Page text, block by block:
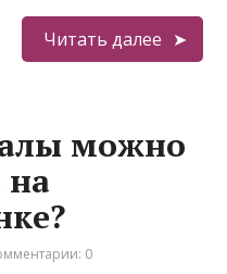
Читать далее
можно
на
0